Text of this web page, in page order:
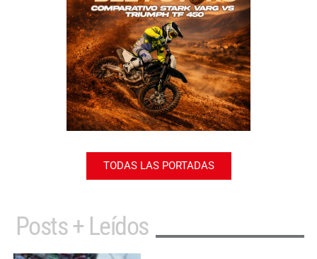
TODAS LAS PORTADAS
Posts + Leídos